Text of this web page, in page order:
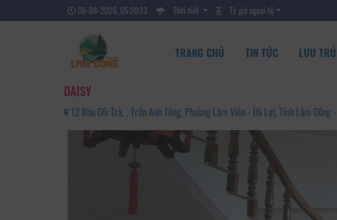
06-08-2026, 05:20:15 Thời tiết Tỷ giá ngoại tệ
TRANG CHỦ TIN TỨC LƯU TRÚ
DAISY
12 Khu Đồi Trà, , Trần Anh Tông, Phường Lâm Viên - Đà Lạt, Tỉnh Lâm